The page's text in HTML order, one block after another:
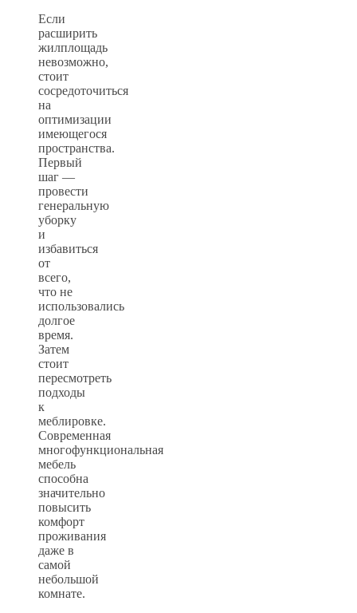
Если
расширить
жилплощадь
невозможно,
стоит
сосредоточиться
на
оптимизации
имеющегося
пространства.
Первый
шаг —
провести
генеральную
уборку
и
избавиться
от
всего,
что не
использовались
долгое
время.
Затем
стоит
пересмотреть
подходы
к
меблировке.
Современная
многофункциональная
мебель
способна
значительно
повысить
комфорт
проживания
даже в
самой
небольшой
комнате.